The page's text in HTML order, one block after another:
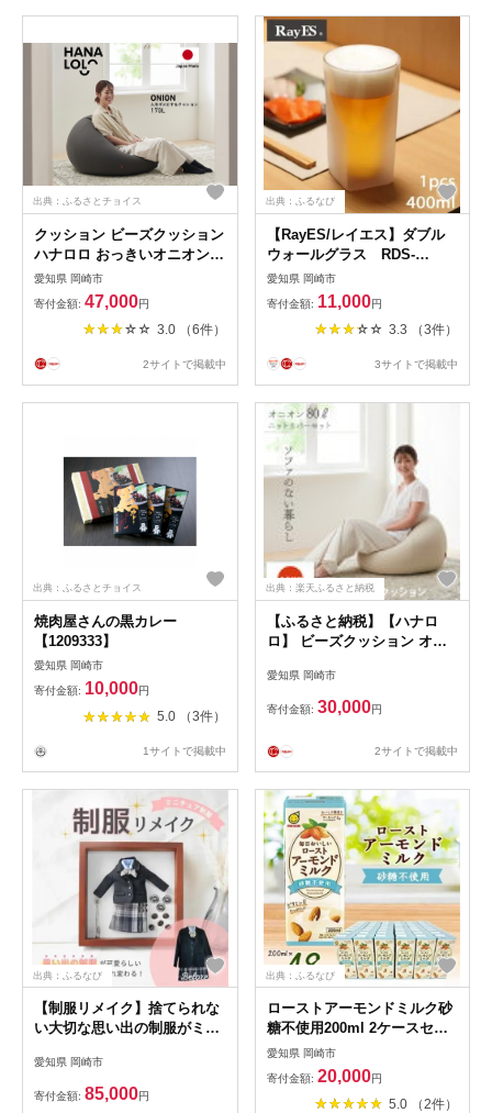
出典：ふるさとチョイス
クッション ビーズクッション
ハナロロ おっきいオニオン
170L ニットカバー付 チャコ
ールグレー 1個 [タキコウ縫
製 愛知県 岡崎市
ok23bzx360010] インテリア
カバー 雑貨 ナチュラル グレ
愛知県 岡崎市
寄付金額: 47,000円
3.0 （6件）
2サイトで掲載中
出典：ふるなび
【RayES/レイエス】ダブル
ウォールグラス RDS-
002Lbf 400ml フロスト
【1272217】
愛知県 岡崎市
寄付金額: 11,000円
3.3 （3件）
3サイトで掲載中
出典：ふるさとチョイス
焼肉屋さんの黒カレー
【1209333】
愛知県 岡崎市
寄付金額: 10,000円
5.0 （3件）
1サイトで掲載中
出典：楽天ふるさと納税
【ふるさと納税】【ハナロ
ロ】 ビーズクッション オニ
付(ベージュ)【1205837】
愛知県 岡崎市
寄付金額: 30,000円
2サイトで掲載中
出典：ふるなび
【制服リメイク】捨てられな
い大切な思い出の制服がミニ
らもずっと一緒に
【1574524】
愛知県 岡崎市
寄付金額: 85,000円
出典：ふるなび
ローストアーモンドミルク砂
糖不使用200ml 2ケースセッ
ト【1307610】
愛知県 岡崎市
寄付金額: 20,000円
5.0 （2件）